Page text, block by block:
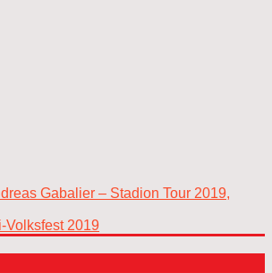
Gabalier – Stadion Tour 2019,
Volksfest 2019